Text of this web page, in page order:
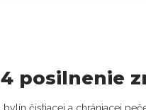
posilnenie